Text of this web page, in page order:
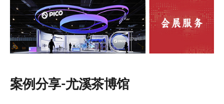
案例分享-尤溪茶博馆